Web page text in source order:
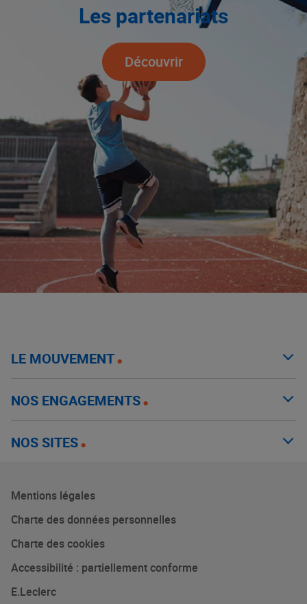
Les partenariats
Découvrir
LE MOUVEMENT
NOS ENGAGEMENTS
NOS SITES
Mentions légales
Charte des données personnelles
Charte des cookies
Accessibilité : partiellement conforme
E.Leclerc